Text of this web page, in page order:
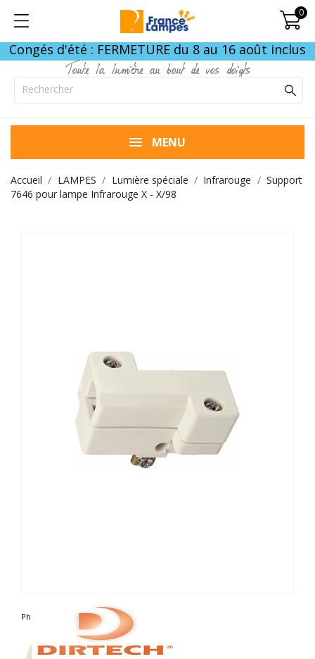
0
Congés d'été : FERMETURE du 8 au 16 août inclus
Toute la lumière au bout de vos doigts
MENU
Accueil LAMPES Lumière spéciale Infrarouge
Support
7646 pour lampe Infrarouge X - X/98
Photo non contractuelle